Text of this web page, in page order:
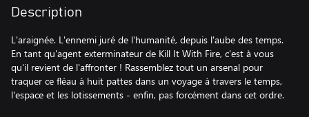
Description
L'araignée. L'ennemi juré de l'humanité, depuis l'aube des temps.
En tant qu'agent exterminateur de Kill It With Fire, c'est à vous
qu'il revient de l'affronter ! Rassemblez tout un arsenal pour
traquer ce fléau à huit pattes dans un voyage à travers le temps,
l'espace et les lotissements - enfin, pas forcément dans cet ordre.